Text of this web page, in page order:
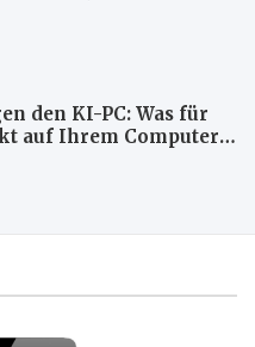
den KI-PC: Was für
auf Ihrem Computer
bleibt